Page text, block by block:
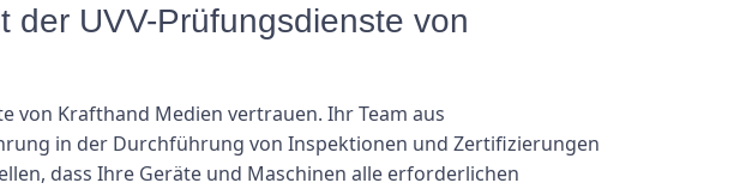
der UVV-Prüfungsdienste von
von Krafthand Medien vertrauen. Ihr Team aus
in der Durchführung von Inspektionen und Zertifizierungen
dass Ihre Geräte und Maschinen alle erforderlichen